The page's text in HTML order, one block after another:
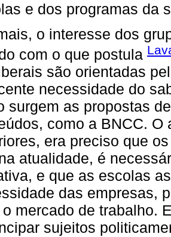
e dos programas da
o interesse dos
com o que postula
são orientadas
necessidade do
surgem as propostas
como a BNCC.
era preciso que
atualidade, é
e que as escolas
das empresas,
o mercado de trabalho.
sujeitos